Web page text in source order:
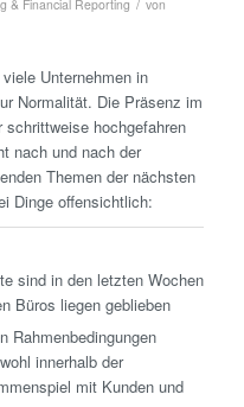
& Financial Reporting
von
Unternehmen in
Normalität. Die Präsenz im
hochgefahren
nach und nach der
Themen der nächsten
Dinge offensichtlich:
sind in den letzten Wochen
Büros liegen geblieben
Rahmenbedingungen
innerhalb der
mit Kunden und